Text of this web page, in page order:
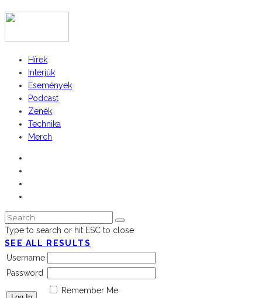
Hírek
Interjúk
Események
Podcast
Zenék
Technika
Merch
Type to search or hit ESC to close
SEE ALL RESULTS
Username
Password
Remember Me